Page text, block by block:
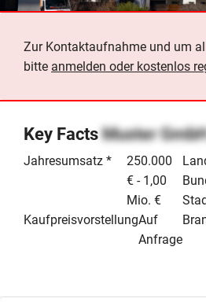
Zur Kontaktaufnahme und um
bitte anmelden oder kostenlos
Key FactsMuster
Jahresumsatz *
250.000
€ - 1,00
Mio. €
KaufpreisvorstellungAuf
Anfrage